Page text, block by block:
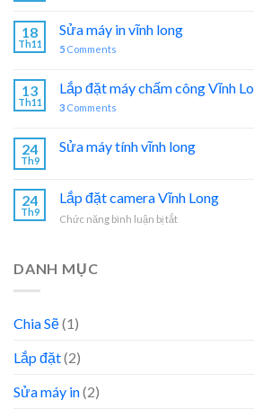
18
Th11
Sửa máy in vĩnh long
5 Comments
13
Th11
Lắp đặt máy chấm công Vĩnh
3 Comments
24
Th9
Sửa máy tính vĩnh long
24
Th9
Lắp đặt camera Vĩnh Long
Chức năng bình luận bị tắtở
DANH MỤC
Chia Sẽ(1)
Lắp đặt(2)
Sửa máy in(2)